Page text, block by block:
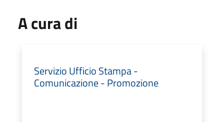
A cura di
Servizio Ufficio Stampa -
Comunicazione - Promozione